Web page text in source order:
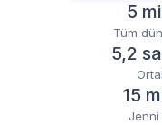
5
Tüm
5,2
15
Jenni